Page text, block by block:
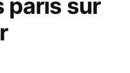
paris sur